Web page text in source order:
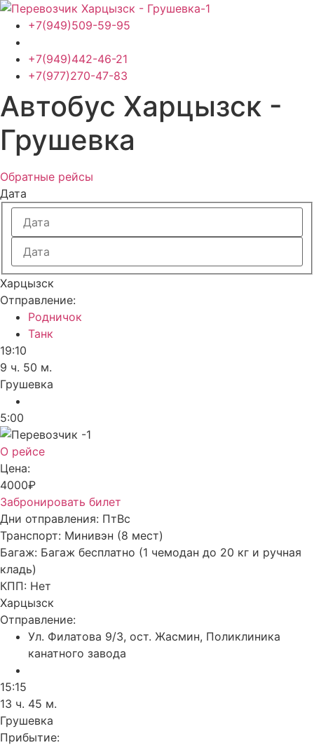
Перейти
содержимому
+7(949)509-59-95
+7(949)442-46-21
+7(977)270-47-83
Автобус Харцызск -
Грушевка
Обратные рейсы
Дата
Харцызск
Отправление:
Родничок
Танк
19:10
9 ч. 50 м.
Грушевка
5:00
О рейсе
Цена:
4000₽
Забронировать билет
Дни отправления: ПтВс
Транспорт: Минивэн (8 мест)
Багаж: Багаж бесплатно (1 чемодан до 20 кг и ручная
кладь)
КПП: Нет
Харцызск
Отправление:
Ул. Филатова 9/3, ост. Жасмин, Поликлиника
канатного завода
15:15
13 ч. 45 м.
Грушевка
Прибытие: